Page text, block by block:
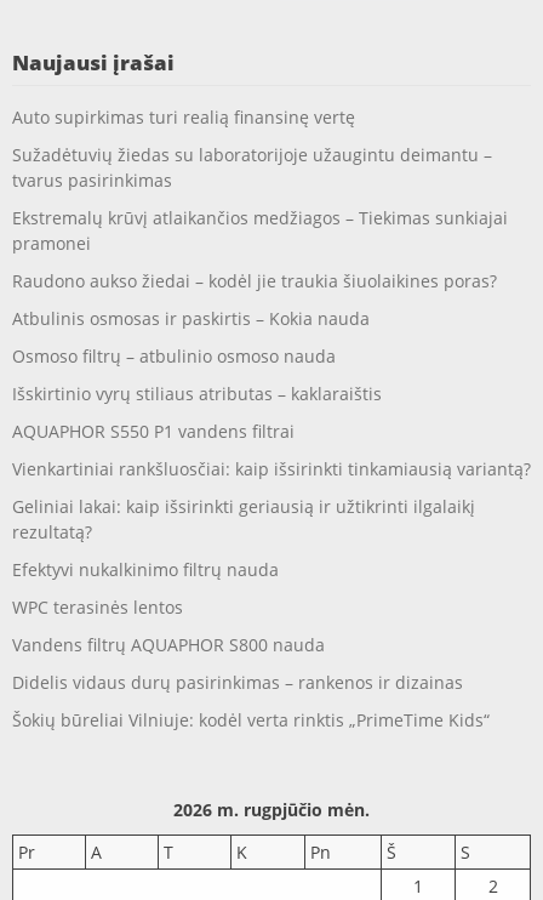
Naujausi įrašai
Auto supirkimas turi realią finansinę vertę
Sužadėtuvių žiedas su laboratorijoje užaugintu deimantu –
tvarus pasirinkimas
Ekstremalų krūvį atlaikančios medžiagos – Tiekimas sunkiajai
pramonei
Raudono aukso žiedai – kodėl jie traukia šiuolaikines poras?
Atbulinis osmosas ir paskirtis – Kokia nauda
Osmoso filtrų – atbulinio osmoso nauda
Išskirtinio vyrų stiliaus atributas – kaklaraištis
AQUAPHOR S550 P1 vandens filtrai
Vienkartiniai rankšluosčiai: kaip išsirinkti tinkamiausią variantą?
Geliniai lakai: kaip išsirinkti geriausią ir užtikrinti ilgalaikį
rezultatą?
Efektyvi nukalkinimo filtrų nauda
WPC terasinės lentos
Vandens filtrų AQUAPHOR S800 nauda
Didelis vidaus durų pasirinkimas – rankenos ir dizainas
Šokių būreliai Vilniuje: kodėl verta rinktis „PrimeTime Kids“
2026 m. rugpjūčio mėn.
Pr
A T K Pn Š
S
1
2